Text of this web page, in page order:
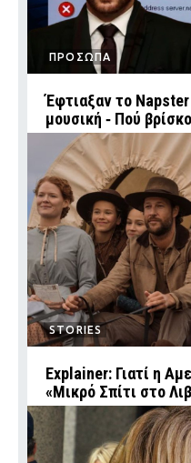
ΠΡΟΣΩΠΑ
Έφτιαξαν το
μουσική ‑ Πού
STORIES
Explainer: Γιατί η
«Μικρό Σπίτι στο